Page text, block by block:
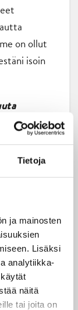
Tietoja
ja mainosten
Lisäksi
analytiikka-
näitä
tai joita on
on ollut
isoin